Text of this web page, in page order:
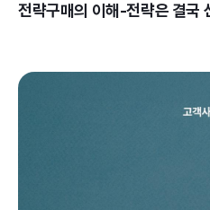
전략구매의 이해-전략은 결국